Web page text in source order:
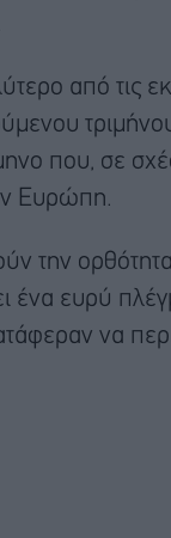
από τις
που, σε
Ευρώπη.
την
ένα ευρύ
να